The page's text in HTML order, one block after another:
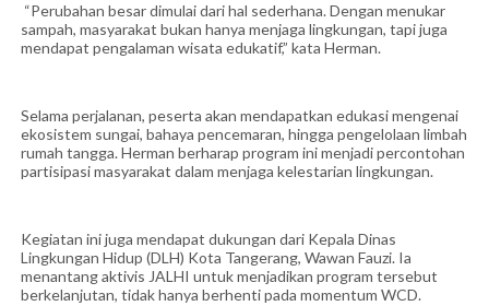
“Perubahan besar dimulai dari hal sederhana. Dengan menukar
sampah, masyarakat bukan hanya menjaga lingkungan, tapi juga
mendapat pengalaman wisata edukatif,” kata Herman.
Selama perjalanan, peserta akan mendapatkan edukasi mengenai
ekosistem sungai, bahaya pencemaran, hingga pengelolaan limbah
rumah tangga. Herman berharap program ini menjadi percontohan
partisipasi masyarakat dalam menjaga kelestarian lingkungan.
Kegiatan ini juga mendapat dukungan dari Kepala Dinas
Lingkungan Hidup (DLH) Kota Tangerang, Wawan Fauzi. Ia
menantang aktivis JALHI untuk menjadikan program tersebut
berkelanjutan, tidak hanya berhenti pada momentum WCD.